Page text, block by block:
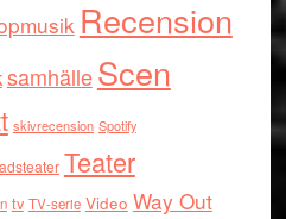
Recension
samhälleScen
skivrecension Spotify
Teater
tv TV-serie Video Way Out